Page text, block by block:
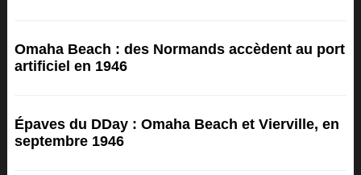
Omaha Beach : des Normands accèdent au port
artificiel en 1946
Épaves du DDay : Omaha Beach et Vierville, en
septembre 1946